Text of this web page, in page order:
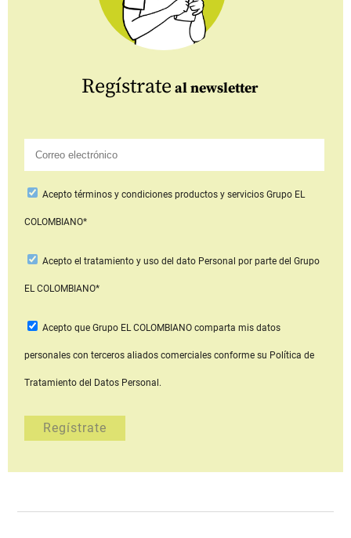
Regístrate al newsletter
Aceptotérminos y condiciones productos y serviciosGrupo EL
COLOMBIANO*
Acepto el tratamiento y uso del dato Personal por parte del Grupo
EL COLOMBIANO*
Acepto que Grupo EL COLOMBIANOcomparta mis datos
personales con terceros aliados comerciales conforme su Política de
Tratamiento del Datos Personal.